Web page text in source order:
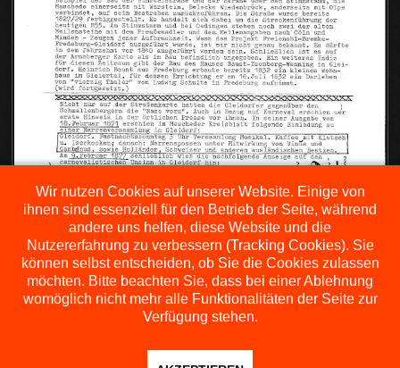
Wir nutzen Cookies auf unserer Website. Einige von
ihnen sind essenziell für den Betrieb der Seite, während
andere uns helfen, diese Website und die
Nutzererfahrung zu verbessern (Tracking Cookies). Sie
können selbst entscheiden, ob Sie die Cookies zulassen
möchten. Bitte beachten Sie, dass bei einer Ablehnung
womöglich nicht mehr alle Funktionalitäten der Seite zur
Verfügung stehen.